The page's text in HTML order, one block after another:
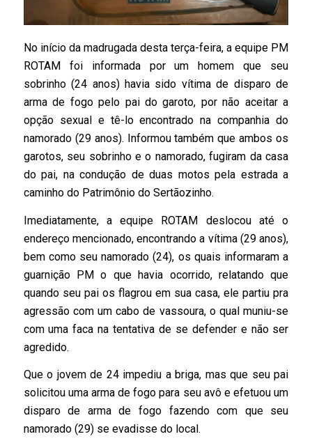
No início da madrugada desta terça-feira, a equipe PM
ROTAM foi informada por um homem que seu
sobrinho (24 anos) havia sido vítima de disparo de
arma de fogo pelo pai do garoto, por não aceitar a
opção sexual e tê-lo encontrado na companhia do
namorado (29 anos). Informou também que ambos os
garotos, seu sobrinho e o namorado, fugiram da casa
do pai, na condução de duas motos pela estrada a
caminho do Patrimônio do Sertãozinho.
Imediatamente, a equipe ROTAM deslocou até o
endereço mencionado, encontrando a vítima (29 anos),
bem como seu namorado (24), os quais informaram a
guarnição PM o que havia ocorrido, relatando que
quando seu pai os flagrou em sua casa, ele partiu pra
agressão com um cabo de vassoura, o qual muniu-se
com uma faca na tentativa de se defender e não ser
agredido.
Que o jovem de 24 impediu a briga, mas que seu pai
solicitou uma arma de fogo para seu avô e efetuou um
disparo de arma de fogo fazendo com que seu
namorado (29) se evadisse do local.